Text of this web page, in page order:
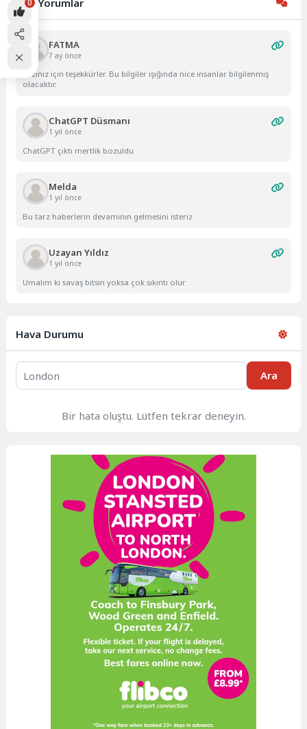
FATMA
7 ay önce
Yazınız için teşekkürler. Bu bilgiler ışığında nice insanlar bilgilenmiş
olacaktır.
ChatGPT Düsmanı
1 yıl önce
ChatGPT çıktı mertlik bozuldu
Melda
1 yıl önce
Bu tarz haberlerin devamının gelmesini isteriz
Uzayan Yıldız
1 yıl önce
Umalım ki savaş bitsin yoksa çok sıkıntı olur
Hava Durumu
Ara
Bir hata oluştu. Lütfen tekrar deneyin.